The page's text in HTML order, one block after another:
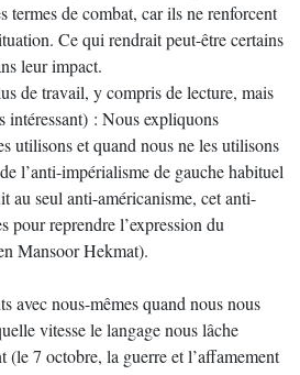
termes de combat, car ils ne renforcent
Ce qui rendrait peut-être certains
leur impact.
de travail, y compris de lecture, mais
intéressant) : Nous expliquons
utilisons et quand nous ne les utilisons
l’anti-impérialisme de gauche habituel
au seul anti-américanisme, cet anti-
pour reprendre l’expression du
Mansoor Hekmat).
avec nous-mêmes quand nous nous
vitesse le langage nous lâche
(le 7 octobre, la guerre et l’affamement